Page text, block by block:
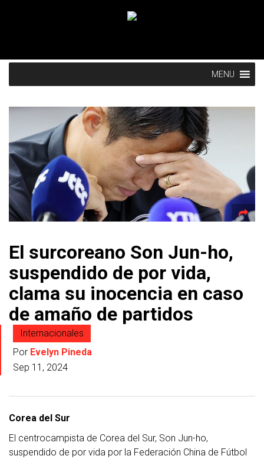
MENU
El surcoreano Son Jun-ho,
suspendido de por vida,
clama su inocencia en caso
de amaño de partidos
Internacionales
Por Evelyn Pineda
Sep 11, 2024
Corea del Sur
El centrocampista de Corea del Sur, Son Jun-ho,
suspendido de por vida por la Federación China de Fútbol